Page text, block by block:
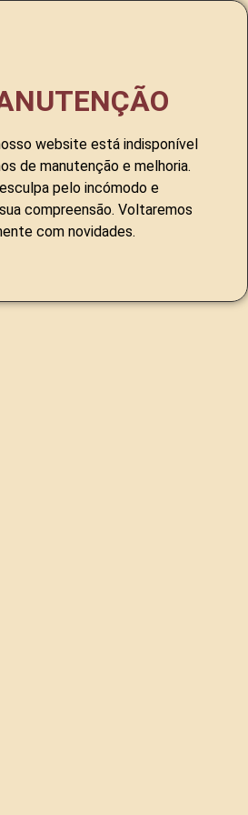
website está indisponível
de manutenção e melhoria.
pelo incómodo e
compreensão. Voltaremos
com novidades.